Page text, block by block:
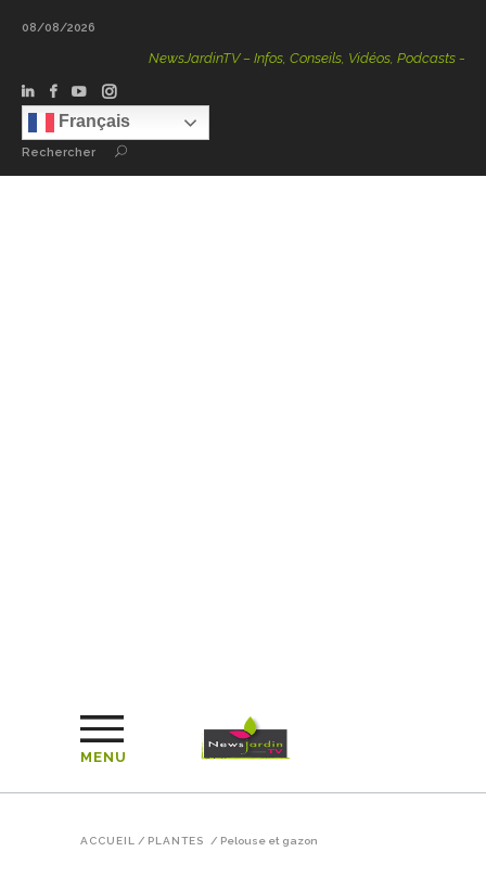
08/08/2026
NewsJardinTV – Infos, Conseils, Vidéos, Podcasts – 100
Français
Rechercher
MENU
ACCUEIL / PLANTES / Pelouse et gazon